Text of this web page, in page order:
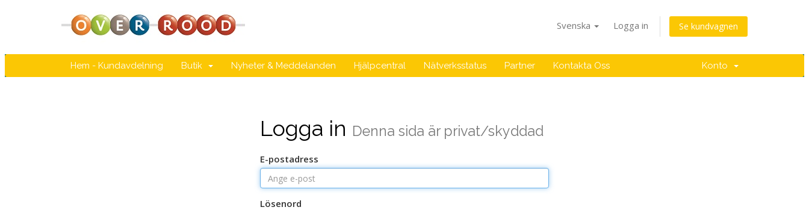
Svenska Logga in Se kundvagnen
Hem - Kundavdelning Butik Nyheter & Meddelanden Hjälpcentral Nätverksstatus Partner Kontakta Oss Konto
Logga in Denna sida är privat/skyddad
E-postadress
Lösenord